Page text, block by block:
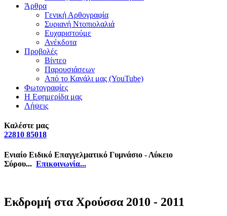
Άρθρα
Γενική Αρθογραφία
Συριανή Ντοπιολαλιά
Ευχαριστούμε
Ανέκδοτα
Προβολές
Βίντεο
Παρουσιάσεων
Από το Κανάλι μας (YouTube)
Φωτογραφίες
Η Εφημερίδα μας
Λήψεις
Καλέστε μας
22810 85018
Ενιαίο Ειδικό Επαγγελματικό Γυμνάσιο - Λύκειο
Σύρου... Επικοινωνία...
Εκδρομή στα Χρούσσα 2010 - 2011